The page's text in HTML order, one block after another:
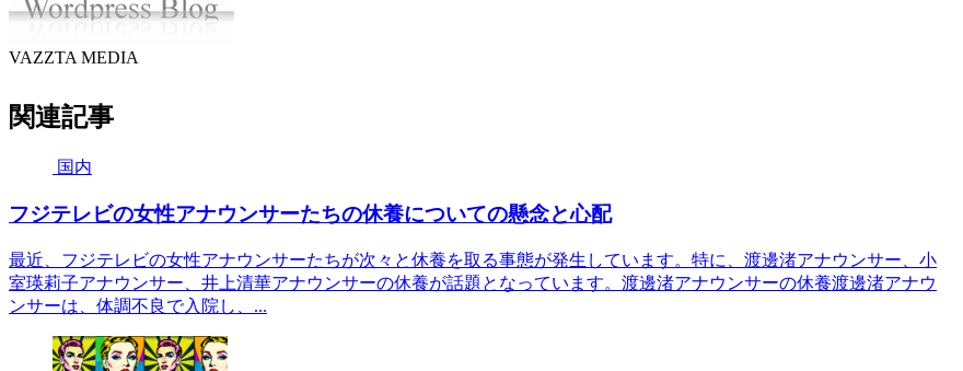
VAZZTA MEDIA
関連記事
国内
フジテレビの女性アナウンサーたちの休養についての懸念と心配
最近、フジテレビの女性アナウンサーたちが次々と休養を取る事態が発生しています。特に、渡邊渚アナウンサー、小
室瑛莉子アナウンサー、井上清華アナウンサーの休養が話題となっています。渡邊渚アナウンサーの休養渡邊渚アナウ
ンサーは、体調不良で入院し、...